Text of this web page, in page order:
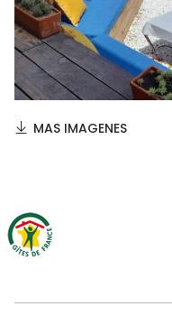
MAS IMAGENES